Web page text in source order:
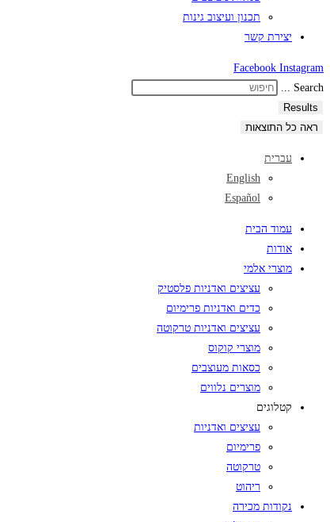
תכנון ועיצוב גינות
יצירת קשר
Facebook Instagram
Search ...
Results
ראה כל התוצאות
עברית
English
Español
עמוד הבית
אודות
מוצרי אלמי
עציצים ואדניות פלסטיק
כדים ואדניות פרימיום
עציצים ואדניות טרקוטה
מוצרי קוקוס
כסאות מעוצבים
מוצרים נלווים
קטלוגים
עציצים ואדניות
פרימיום
טרקוטה
ריהוט
נקודות מכירה